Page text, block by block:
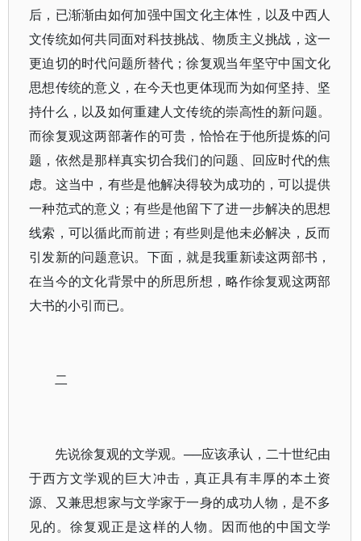
后，已渐渐由如何加强中国文化主体性，以及中西人
文传统如何共同面对科技挑战、物质主义挑战，这一
更迫切的时代问题所替代；徐复观当年坚守中国文化
思想传统的意义，在今天也更体现而为如何坚持、坚
持什么，以及如何重建人文传统的崇高性的新问题。
而徐复观这两部著作的可贵，恰恰在于他所提炼的问
题，依然是那样真实切合我们的问题、回应时代的焦
虑。这当中，有些是他解决得较为成功的，可以提供
一种范式的意义；有些是他留下了进一步解决的思想
线索，可以循此而前进；有些则是他未必解决，反而
引发新的问题意识。下面，就是我重新读这两部书，
在当今的文化背景中的所思所想，略作徐复观这两部
大书的小引而已。
二
先说徐复观的文学观。──应该承认，二十世纪由
于西方文学观的巨大冲击，真正具有丰厚的本土资
源、又兼思想家与文学家于一身的成功人物，是不多
见的。徐复观正是这样的人物。因而他的中国文学